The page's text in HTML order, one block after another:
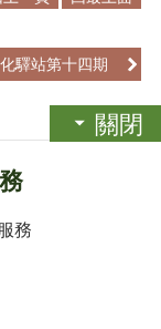
驛站第十四期
關閉
務